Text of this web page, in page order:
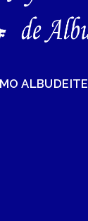
ALBUDEITE